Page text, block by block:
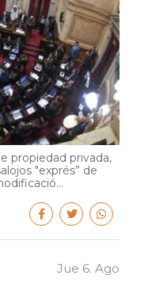
propiedad privada,
"exprés” de
Jue 6. Ago